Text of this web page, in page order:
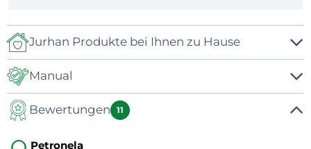
Jurhan Produkte bei Ihnen zu Hause
Manual
Manual
Bewertungen 11
Petronela